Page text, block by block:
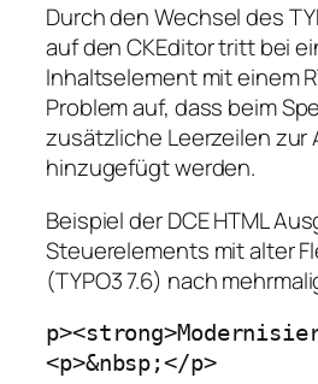
Durch den Wechsel des
auf den CKEditor tritt bei
Inhaltselement mit einem
Problem auf, dass beim
zusätzliche Leerzeilen zur
hinzugefügt werden.
Beispiel der DCE HTML
Steuerelements mit alter
(TYPO3 7.6) nach
<p>&nbsp;</p>